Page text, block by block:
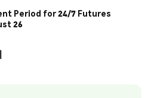
Period for 24/7 Futures
26